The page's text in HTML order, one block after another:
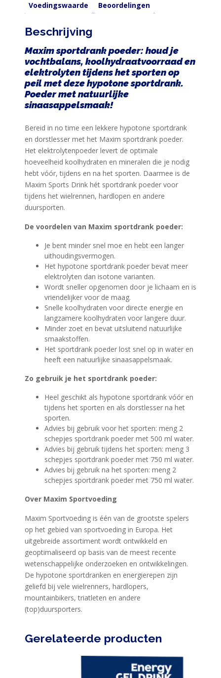
Voedingswaarde
Beoordelingen
Beschrijving
Maxim sportdrank poeder: houd je
vochtbalans, koolhydraatvoorraad en
elektrolyten tijdens het sporten op
peil met deze hypotone sportdrank.
Poeder met natuurlijke
sinaasappelsmaak!
Bereid in no time een lekkere hypotone sportdrank
en dorstlesser met het Maxim sportdrank poeder.
Het elektrolytenpoeder levert de optimale
hoeveelheid koolhydraten en mineralen die je nodig
hebt vóór, tijdens en na het sporten. Daarmee is de
Maxim Sports Drink hét sportdrank poeder voor
tijdens het wielrennen, hardlopen en andere
duursporten.
De voordelen van Maxim sportdrank poeder:
Je bent minder snel moe en hebt een langer
uithoudingsvermogen.
Het hypotone sportdrank poeder bevat meer
elektrolyten dan isotone varianten.
Wordt sneller opgenomen door je lichaam en is
vriendelijker voor de maag.
Snelle koolhydraten voor directe energie en
langzamere koolhydraten voor langere duur.
Minder zoet en bevat uitsluitend natuurlijke
smaakstoffen.
Het sportdrank poeder lost snel op in water en
heeft een natuurlijke sinaasappelsmaak.
Zo gebruik je het sportdrank poeder:
Heel geschikt als hypotone sportdrank vóór en
tijdens het sporten en als dorstlesser na het
sporten.
Advies bij gebruik voor het sporten: meng 2
schepjes sportdrank poeder met 500 ml water.
Advies bij gebruik tijdens het sporten: meng 3
schepjes sportdrank poeder met 750 ml water.
Advies bij gebruik na het sporten: meng 2
schepjes sportdrank poeder met 750 ml water.
Over Maxim Sportvoeding
Maxim Sportvoeding is één van de grootste spelers
op het gebied van sportvoeding in Europa. Het
uitgebreide assortiment wordt ontwikkeld en
geoptimaliseerd op basis van de meest recente
wetenschappelijke onderzoeken en ontwikkelingen.
De hypotone sportdranken en energierepen zijn
geliefd bij vele wielrenners, hardlopers,
mountainbikers, triatleten en andere
(top)duursporters.
Gerelateerde producten
SPORT
DIEET
MAXIM
TRAINING
CIRKEL
MAXIM
BLUE
NANA
BLOG
KLANTENSERVICE